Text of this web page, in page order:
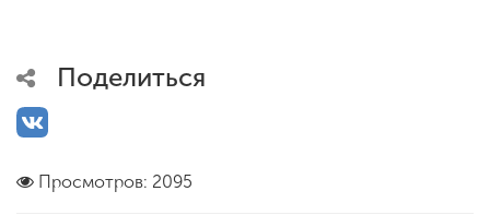
Поделиться
Просмотров: 2095